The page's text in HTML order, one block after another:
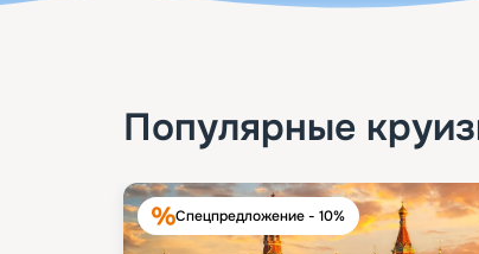
Популярные
Спецпредложение - 10%